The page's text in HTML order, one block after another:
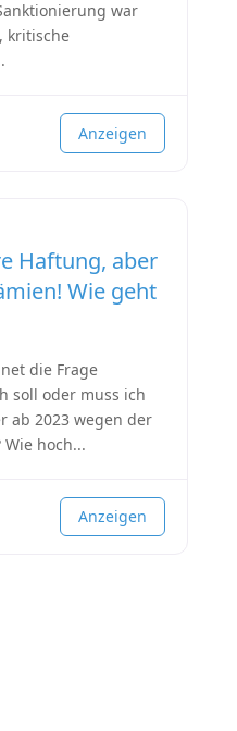
war
kritische
Anzeigen
Haftung, aber
Wie geht
die Frage
soll oder muss ich
ab 2023 wegen der
Wie hoch...
Anzeigen